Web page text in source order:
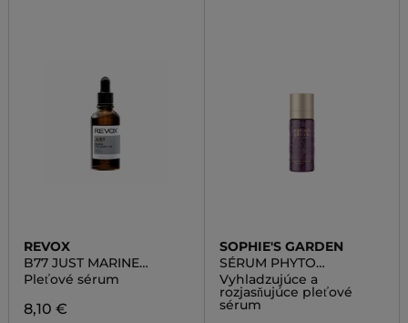
REVOX
B77 JUST MARINE
COLLAGEN + HA
Pleťové sérum
8,10 €
SOPHIE'S GARDEN
SÉRUM PHYTO
CELLULAIRE
Vyhladzujúce a
rozjasňujúce pleťové
sérum